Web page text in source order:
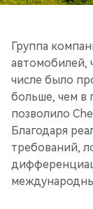
Группа
автомобилей,
числе было
больше, чем в
позволило
Благодаря
требований,